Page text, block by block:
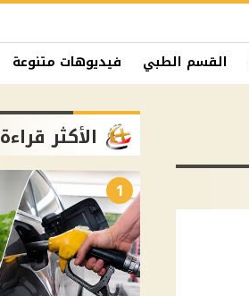
القسم الطبي فيديوهات متنوعة
الأكثر قراءة
1